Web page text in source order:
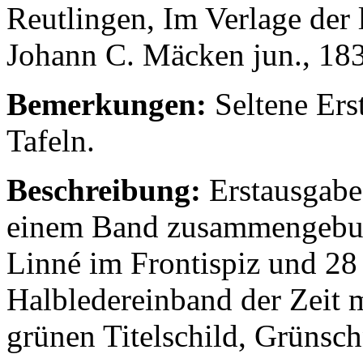
Reutlingen, Im Verlage
Johann C. Mäcken jun.,
Bemerkungen: Seltene
Tafeln.
Beschreibung:
einem Band
Linné im Frontispiz und
Halbledereinband der Zeit
grünen Titelschild,